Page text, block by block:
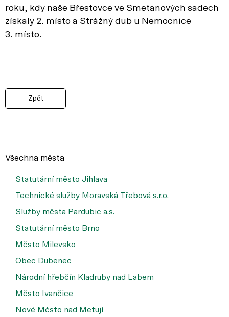
roku, kdy naše Břestovce ve Smetanových sadech
získaly 2. místo a Strážný dub u Nemocnice
3. místo.
Zpět
Všechna města
Statutární město Jihlava
Technické služby Moravská Třebová s.r.o.
Služby města Pardubic a.s.
Statutární město Brno
Město Milevsko
Obec Dubenec
Národní hřebčín Kladruby nad Labem
Město Ivančice
Nové Město nad Metují